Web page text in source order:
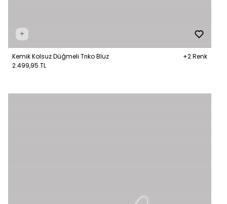
+
Kemik Kolsuz Düğmeli Trıko Bluz
+2 Renk
2.499,95 TL